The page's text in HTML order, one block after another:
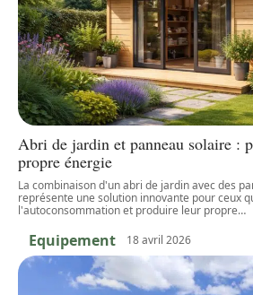
Abri de jardin et panneau solaire :
propre énergie
La combinaison d'un abri de jardin avec des
représente une solution innovante pour ceux
l'autoconsommation et produire leur propre…
Equipement 18 avril 2026